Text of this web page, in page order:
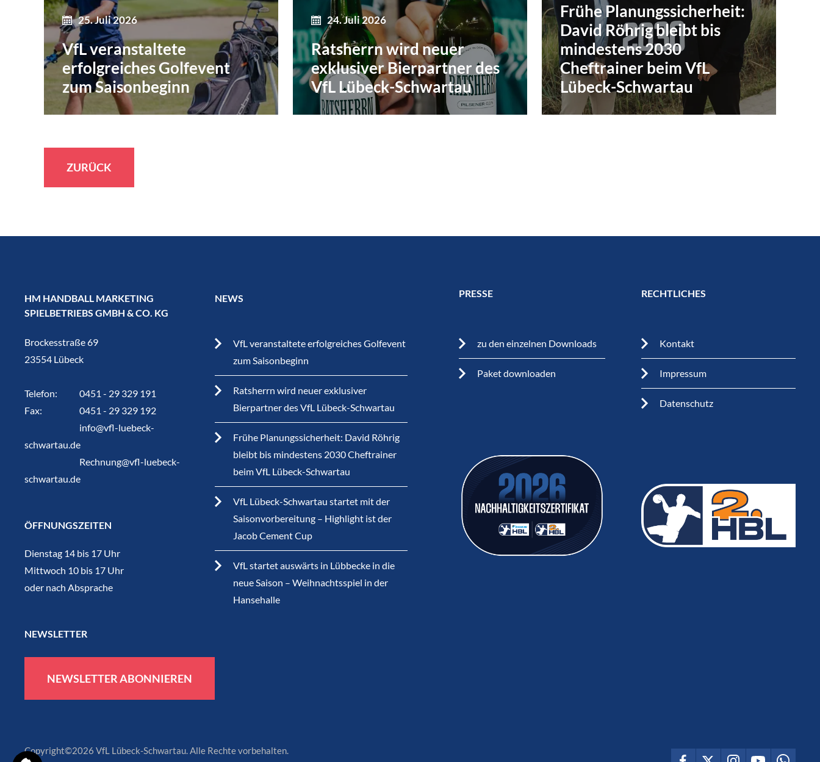
25. Juli 2026
VfL veranstaltete
erfolgreiches Golfevent
zum Saisonbeginn
24. Juli 2026
Ratsherrn wird neuer
exklusiver Bierpartner des
VfL Lübeck-Schwartau
Frühe Planungssicherheit:
David Röhrig bleibt bis
mindestens 2030
Cheftrainer beim VfL
Lübeck-Schwartau
ZURÜCK
HM HANDBALL MARKETING
SPIELBETRIEBS GMBH & CO. KG
Brockesstraße 69
23554 Lübeck
Telefon:
0451 - 29 329 191
Fax:
0451 - 29 329 192
info@vfl-luebeck-
schwartau.de
Rechnung@vfl-luebeck-
schwartau.de
ÖFFNUNGSZEITEN
Dienstag 14 bis 17 Uhr
Mittwoch 10 bis 17 Uhr
oder nach Absprache
NEWSLETTER
NEWSLETTER ABONNIEREN
NEWS
VfL veranstaltete erfolgreiches Golfevent
zum Saisonbeginn
Ratsherrn wird neuer exklusiver
Bierpartner des VfL Lübeck-Schwartau
Frühe Planungssicherheit: David Röhrig
bleibt bis mindestens 2030 Cheftrainer
beim VfL Lübeck-Schwartau
VfL Lübeck-Schwartau startet mit der
Saisonvorbereitung – Highlight ist der
Jacob Cement Cup
VfL startet auswärts in Lübbecke in die
neue Saison – Weihnachtsspiel in der
Hansehalle
PRESSE
zu den einzelnen Downloads
Paket downloaden
RECHTLICHES
Kontakt
Impressum
Datenschutz
Copyright©2026 VfL Lübeck-Schwartau. Alle Rechte vorbehalten.